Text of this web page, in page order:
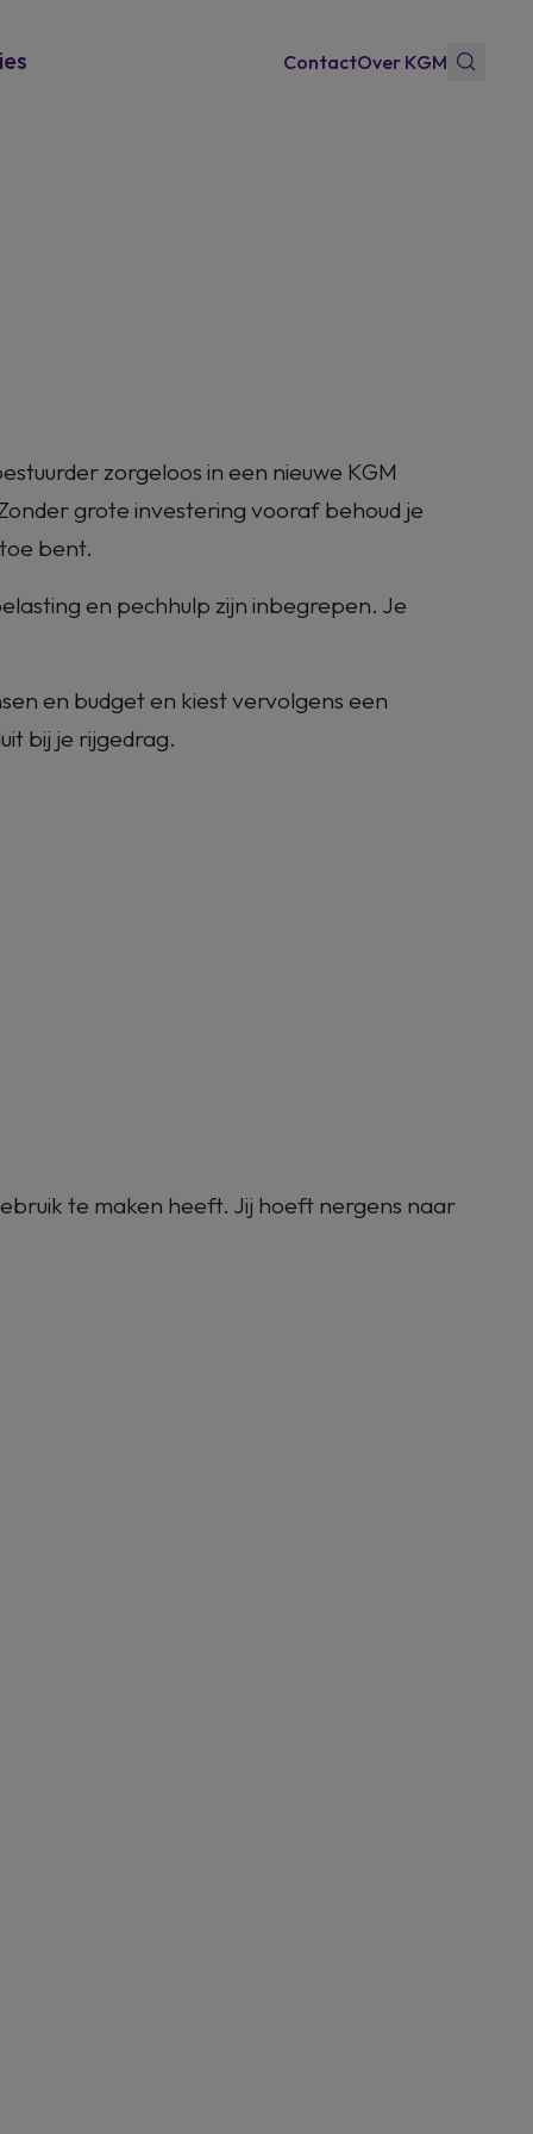
ContactOver KGM
zorgeloos in een nieuwe KGM
grote investering vooraf behoud je
bent.
en pechhulp zijn inbegrepen. Je
en budget en kiest vervolgens een
bij je rijgedrag.
te maken heeft. Jij hoeft nergens naar